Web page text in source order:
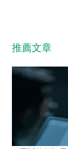
推薦文章